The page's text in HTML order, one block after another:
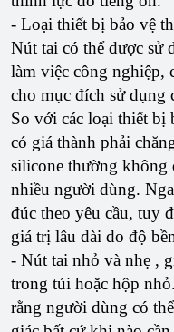
- Loại thiết bị bảo vệ
Nút tai có thể được sử
làm việc công nghiệp,
cho mục đích sử dụng
So với các loại thiết bị
có giá thành phải
silicone thường không
nhiều người dùng.
đúc theo yêu cầu, tuy
giá trị lâu dài do độ
- Nút tai nhỏ và nhẹ ,
trong túi hoặc hộp
rằng người dùng có